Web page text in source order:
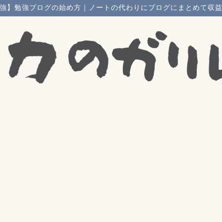
】勉強ブログの始め方｜ノートの代わりにブログにまとめて収